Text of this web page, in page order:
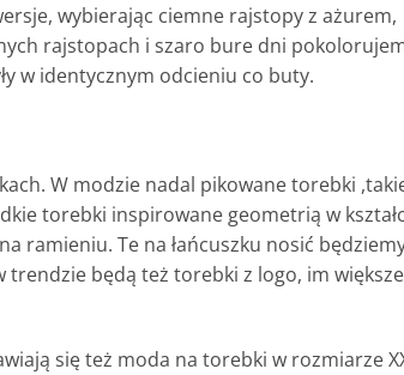
wybierając ciemne rajstopy z ażurem,
rajstopach i szaro bure dni
w identycznym odcieniu co buty.
W modzie nadal pikowane torebki
torebki inspirowane geometrią w
ramieniu. Te na łańcuszku nosić
będą też torebki z logo, im
się też moda na torebki w rozmiarze